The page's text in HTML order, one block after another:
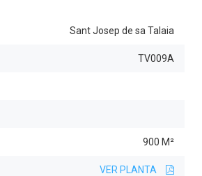
Sant Josep de sa Talaia
TV009A
900 M²
VER PLANTA